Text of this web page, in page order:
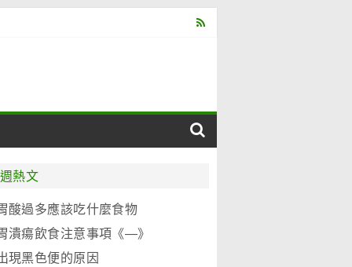
熱文
酸過多應該吃什麼食物
潰瘍飲食注意事項《―》
現黑色便的原因